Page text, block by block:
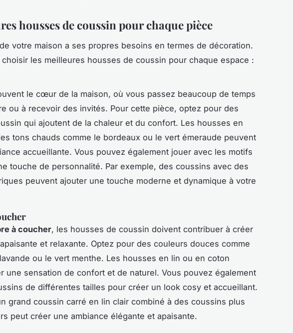
housses de coussin pour chaque pièce
votre maison a ses propres besoins en termes de décoration.
choisir les meilleures housses de coussin pour chaque espace :
le cœur de la maison, où vous passez beaucoup de temps
ou à recevoir des invités. Pour cette pièce, optez pour des
qui ajoutent de la chaleur et du confort. Les housses en
tons chauds comme le bordeaux ou le vert émeraude peuvent
accueillante. Vous pouvez également jouer avec les motifs
touche de personnalité. Par exemple, des coussins avec des
peuvent ajouter une touche moderne et dynamique à votre
à coucher, les housses de coussin doivent contribuer à créer
et relaxante. Optez pour des couleurs douces comme
ou le vert menthe. Les housses en lin ou en coton
une sensation de confort et de naturel. Vous pouvez également
de différentes tailles pour créer un look cosy et accueillant.
grand coussin carré en lin clair combiné à des coussins plus
peut créer une ambiance élégante et apaisante.